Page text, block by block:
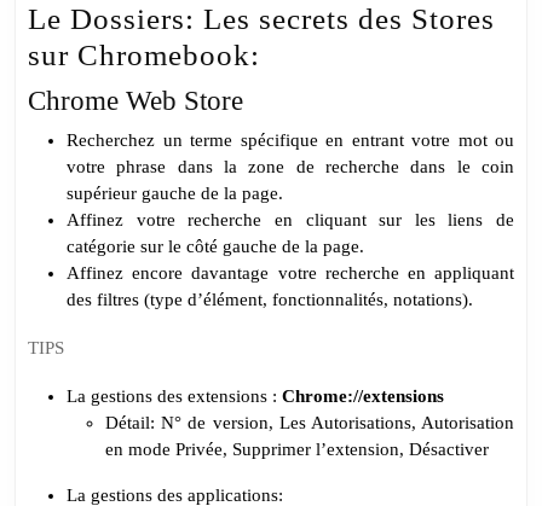
Le Dossiers: Les secrets des Stores
sur Chromebook:
Chrome Web Store
Recherchez un terme spécifique en entrant votre mot ou
votre phrase dans la zone de recherche dans le coin
supérieur gauche de la page.
Affinez votre recherche en cliquant sur les liens de
catégorie sur le côté gauche de la page.
Affinez encore davantage votre recherche en appliquant
des filtres (type d’élément, fonctionnalités, notations).
TIPS
La gestions des extensions : Chrome://extensions
Détail: N° de version, Les Autorisations, Autorisation
en mode Privée, Supprimer l’extension, Désactiver
La gestions des applications: